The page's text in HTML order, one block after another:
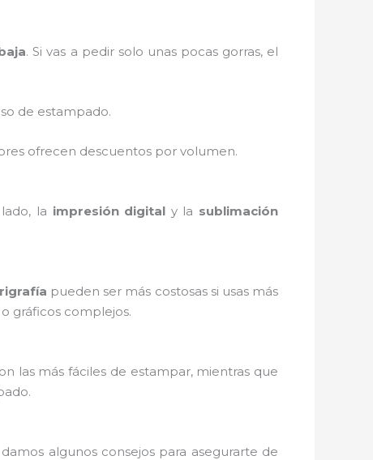
. Si vas a pedir solo unas pocas gorras, el
de estampado.
ofrecen descuentos por volumen.
la impresión digital y la sublimación
pueden ser más costosas si usas más
gráficos complejos.
las más fáciles de estampar, mientras que
algunos consejos para asegurarte de